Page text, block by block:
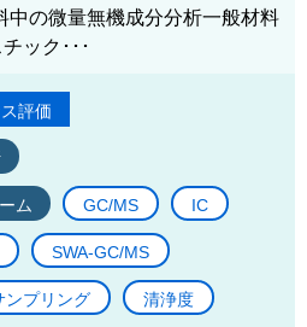
中の微量無機成分分析一般材料
ック･･･
評価
ム GC/MS IC
SWA-GC/MS
ンプリング 清浄度